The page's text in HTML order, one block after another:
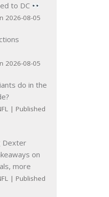
to DC
2026-08-05
2026-08-05
do in the
Published
Dexter
on
more
Published